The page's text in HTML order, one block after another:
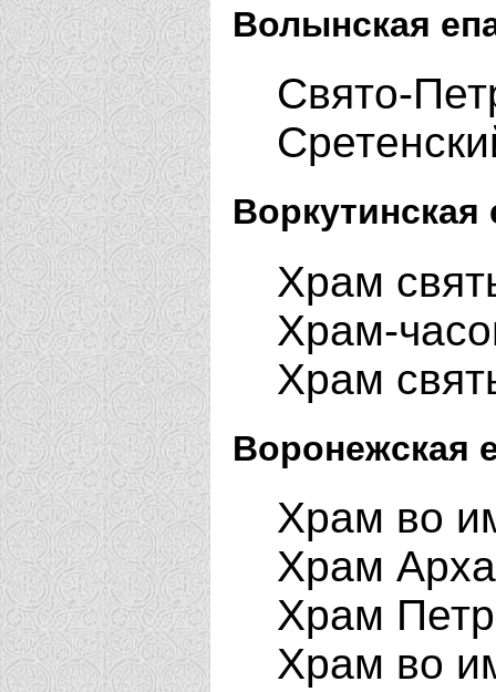
Волынская
Свято-
Воркутинская
Храм
Храм-
Храм
Воронежская
Храм во
Храм
Храм
Храм во